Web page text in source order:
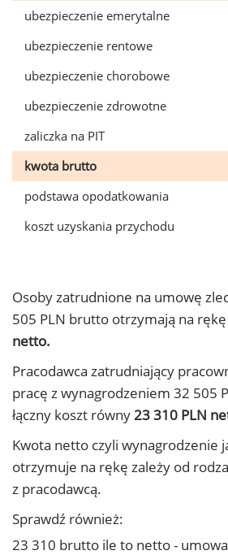
ubezpieczenie emerytalne
ubezpieczenie rentowe
ubezpieczenie chorobowe
ubezpieczenie zdrowotne
zaliczka na PIT
kwota brutto
podstawa opodatkowania
koszt uzyskania przychodu
Osoby zatrudnione na umowę
505 PLN brutto otrzymają na
netto.
Pracodawca zatrudniający
pracę z wynagrodzeniem 32 505
łączny koszt równy23 310 PLN
Kwota netto czyli wynagrodzenie
otrzymuje na rękę zależy od
z pracodawcą.
Sprawdź również:
23 310 brutto ile to netto -